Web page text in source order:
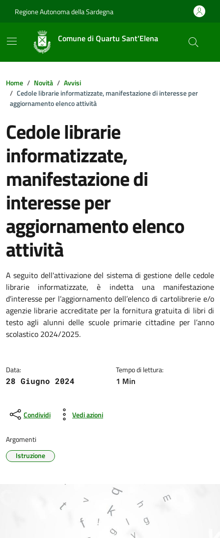
Regione Autonoma della Sardegna
Comune di Quartu Sant'Elena
Home Novità
Avvisi
Cedole librarie informatizzate, manifestazione di interesse per
aggiornamento elenco attività
Cedole librarie
informatizzate,
manifestazione di
interesse per
aggiornamento elenco
attività
Dettagli della notizia
A seguito dell'attivazione del sistema di gestione delle cedole
librarie informatizzate, è indetta una manifestazione
d’interesse per l’aggiornamento dell’elenco di cartolibrerie e/o
agenzie librarie accreditate per la fornitura gratuita di libri di
testo agli alunni delle scuole primarie cittadine per l’anno
scolastico 2024/2025.
Data:
28 Giugno 2024
Tempo di lettura:
1 Min
Condividi Vedi azioni
Argomenti
Istruzione